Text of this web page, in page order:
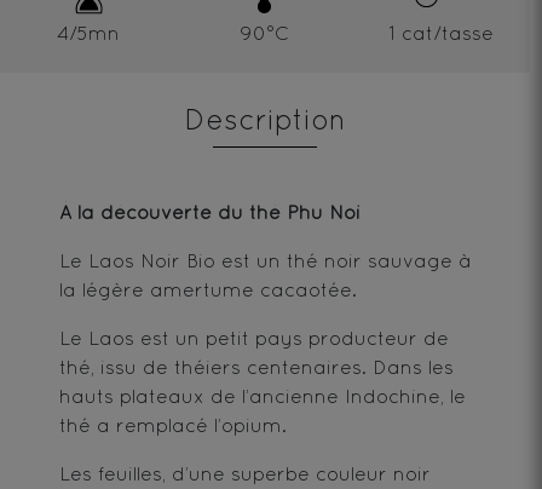
4/5mn 90°C 1 cat/tasse
Description
À la découverte du thé Phu Noi
Le Laos Noir Bio est un thé noir sauvage à
la légère amertume cacaotée.
Le Laos est un petit pays producteur de
thé, issu de théiers centenaires. Dans les
hauts plateaux de l’ancienne Indochine, le
thé a remplacé l’opium.
Les feuilles, d’une superbe couleur noir